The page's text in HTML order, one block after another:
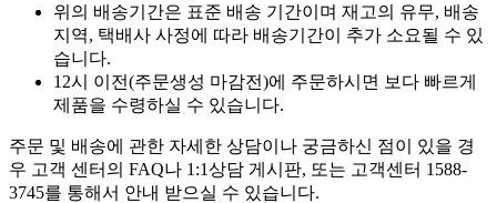
위의 배송기간은 표준 배송 기간이며 재고의 유무, 배송
지역, 택배사 사정에 따라 배송기간이 추가 소요될 수 있
습니다.
12시 이전(주문생성 마감전)에 주문하시면 보다 빠르게
제품을 수령하실 수 있습니다.
주문 및 배송에 관한 자세한 상담이나 궁금하신 점이 있을 경
우 고객 센터의 FAQ나 1:1상담 게시판, 또는 고객센터 1588-
3745를 통해서 안내 받으실 수 있습니다.